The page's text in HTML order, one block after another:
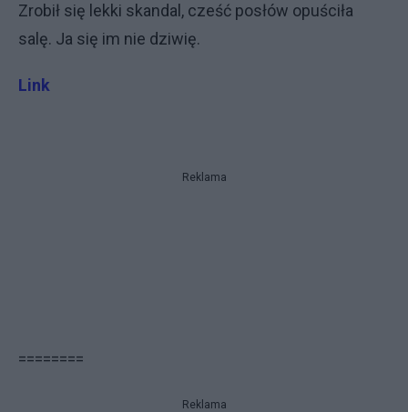
Zrobił się lekki skandal, cześć posłów opuściła
salę. Ja się im nie dziwię.
Link
Reklama
========
Reklama